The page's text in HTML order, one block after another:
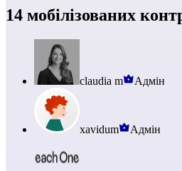
14 мобілізованих
claudia m Адмін
xavidum Адмін